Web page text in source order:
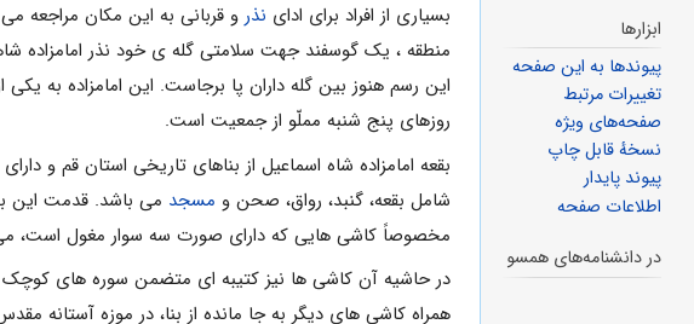
بسیاری از افراد برای ادای نذر و قربانی به این مکان مراجعه
منطقه ، یک گوسفند جهت سلامتى گله ی خود نذر امامزاده
این رسم هنوز بین گله داران پا برجاست. این امامزاده به
روزهاى پنج شنبه مملّو از جمعیت است.
بقعه امامزاده شاه اسماعیل از بناهاى تاریخى استان قم و
شامل بقعه، گنبد، رواق، صحن و مسجد می باشد. قدمت این
مخصوصاً کاشى ‏هایى که داراى صورت سه سوار مغول است، مى‏
در حاشیه آن کاشى‏ ها نیز کتیبه ‏اى متضمن سوره های کوچک
همراه کاشی های دیگر به جا مانده از بنا، در موزه آستانه
ابزارها
پیوندها به این صفحه
تغییرات مرتبط
صفحه‌های ویژه
نسخهٔ قابل چاپ
پیوند پایدار
اطلاعات صفحه
در دانشنامه‌های همسو